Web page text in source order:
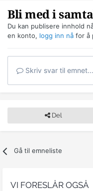
Bli med i
Du kan publisere innhold
en konto, logg inn nå for å
Skriv svar til emnet...
Del
Gå til emneliste
VI FORESLÅR OGSÅ